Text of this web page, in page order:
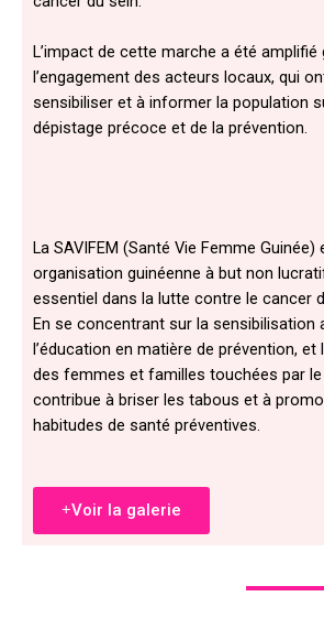
L’impact de cette marche a été amplifié
l’engagement des acteurs locaux, qui
sensibiliser et à informer la population
dépistage précoce et de la prévention.
La SAVIFEM (Santé Vie Femme Guinée)
organisation guinéenne à but non
essentiel dans la lutte contre le cancer
En se concentrant sur la sensibilisation
l’éducation en matière de prévention, et
des femmes et familles touchées par le
contribue à briser les tabous et à
habitudes de santé préventives.
Voir la galerie